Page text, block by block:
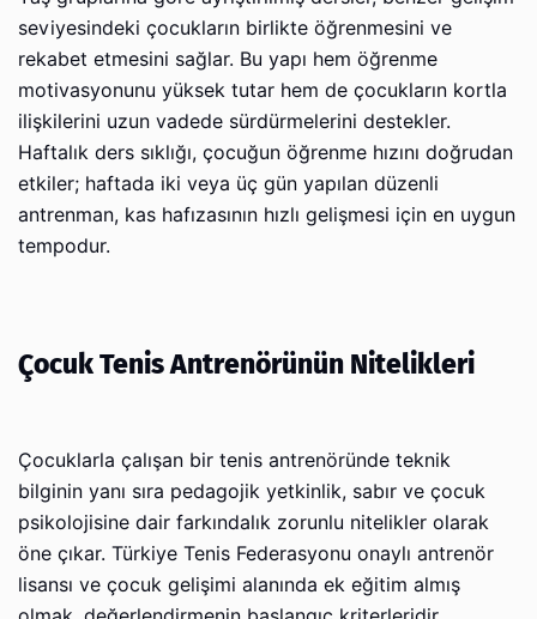
seviyesindeki çocukların birlikte öğrenmesini ve
rekabet etmesini sağlar. Bu yapı hem öğrenme
motivasyonunu yüksek tutar hem de çocukların kortla
ilişkilerini uzun vadede sürdürmelerini destekler.
Haftalık ders sıklığı, çocuğun öğrenme hızını doğrudan
etkiler; haftada iki veya üç gün yapılan düzenli
antrenman, kas hafızasının hızlı gelişmesi için en uygun
tempodur.
Çocuk Tenis Antrenörünün Nitelikleri
Çocuklarla çalışan bir tenis antrenöründe teknik
bilginin yanı sıra pedagojik yetkinlik, sabır ve çocuk
psikolojisine dair farkındalık zorunlu nitelikler olarak
öne çıkar. Türkiye Tenis Federasyonu onaylı antrenör
lisansı ve çocuk gelişimi alanında ek eğitim almış